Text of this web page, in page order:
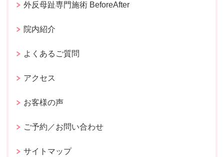
外反母趾専門施術 BeforeAfter
院内紹介
よくあるご質問
アクセス
お客様の声
ご予約／お問い合わせ
サイトマップ